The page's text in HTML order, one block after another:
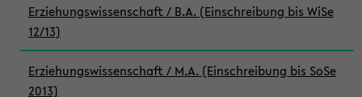
Erziehungswissenschaft / B.A. (Einschreibung bis WiSe
12/13)
Erziehungswissenschaft / M.A. (Einschreibung bis SoSe
2013)